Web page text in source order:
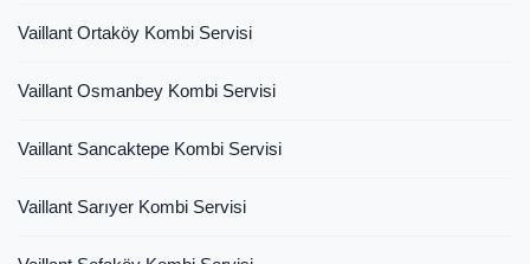
Vaillant Ortaköy Kombi Servisi
Vaillant Osmanbey Kombi Servisi
Vaillant Sancaktepe Kombi Servisi
Vaillant Sarıyer Kombi Servisi